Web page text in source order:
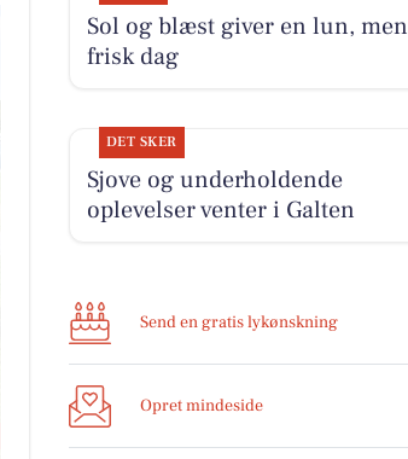
Sol og blæst giver en lun, men
frisk dag
DET SKER
Sjove og underholdende
oplevelser venter i Galten
Send en gratis lykønskning
Opret mindeside